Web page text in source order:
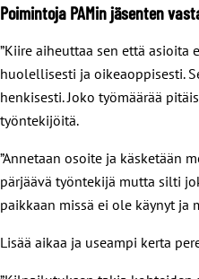
Poimintoja PAMin jäsenten
”Kiire aiheuttaa sen että
huolellisesti ja oikeaoppisesti.
henkisesti. Joko työmäärää
työntekijöitä.
”Annetaan osoite ja käsketään
pärjäävä työntekijä mutta silti
paikkaan missä ei ole käynyt ja
Lisää aikaa ja useampi kerta